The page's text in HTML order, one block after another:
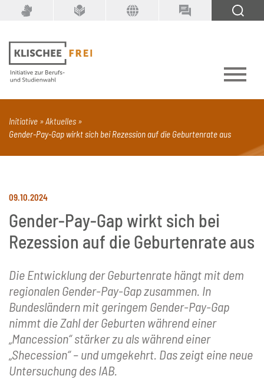
Suchbegriff
PDF Seite mit Video Alle Dokumenttypen
Initiative
Aktuelles
Gender-Pay-Gap wirkt sich bei Rezession auf die Geburtenrate aus
09.10.2024
Gender-Pay-Gap wirkt sich bei
Rezession auf die Geburtenrate aus
Die Entwicklung der Geburtenrate hängt mit dem
regionalen Gender-Pay-Gap zusammen. In
Bundesländern mit geringem Gender-Pay-Gap
nimmt die Zahl der Geburten während einer
„Mancession“ stärker zu als während einer
„Shecession“ – und umgekehrt. Das zeigt eine neue
Untersuchung des IAB.